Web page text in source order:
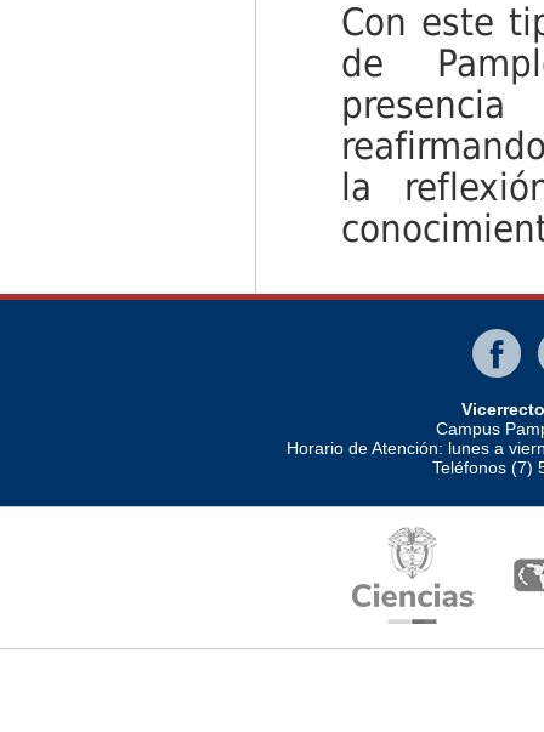
Con este
de
la
Campus
Horario de Atención: lunes a
Teléfonos (7)